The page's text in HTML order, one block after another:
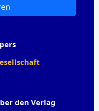
den Verlag